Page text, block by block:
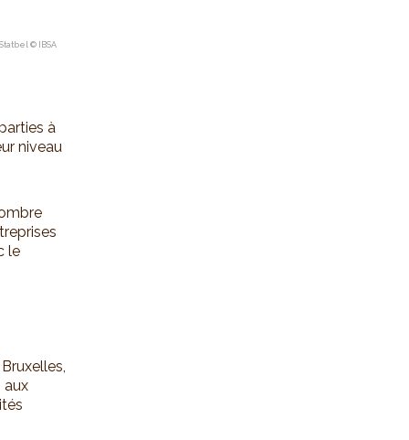
© IBSA
à
niveau
le
aux